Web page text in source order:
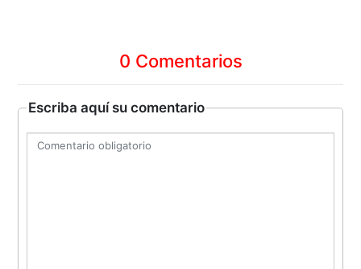
0 Comentarios
Escriba aquí su comentario